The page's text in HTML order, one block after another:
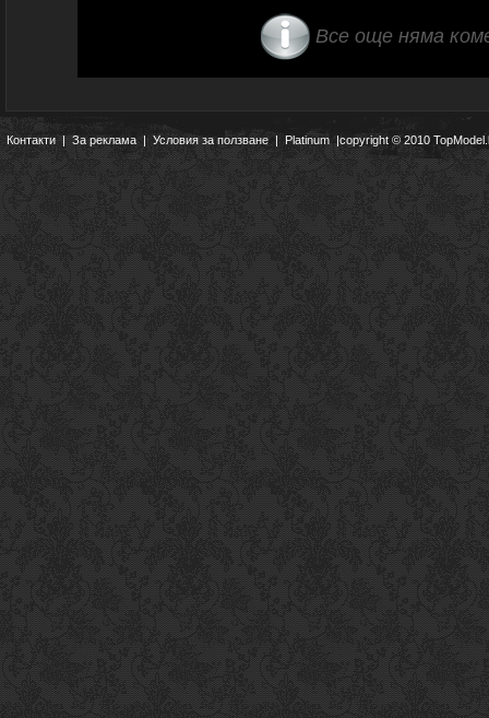
Все още няма
Контакти|За реклама | Условия за ползване | Platinum |copyright © 2010